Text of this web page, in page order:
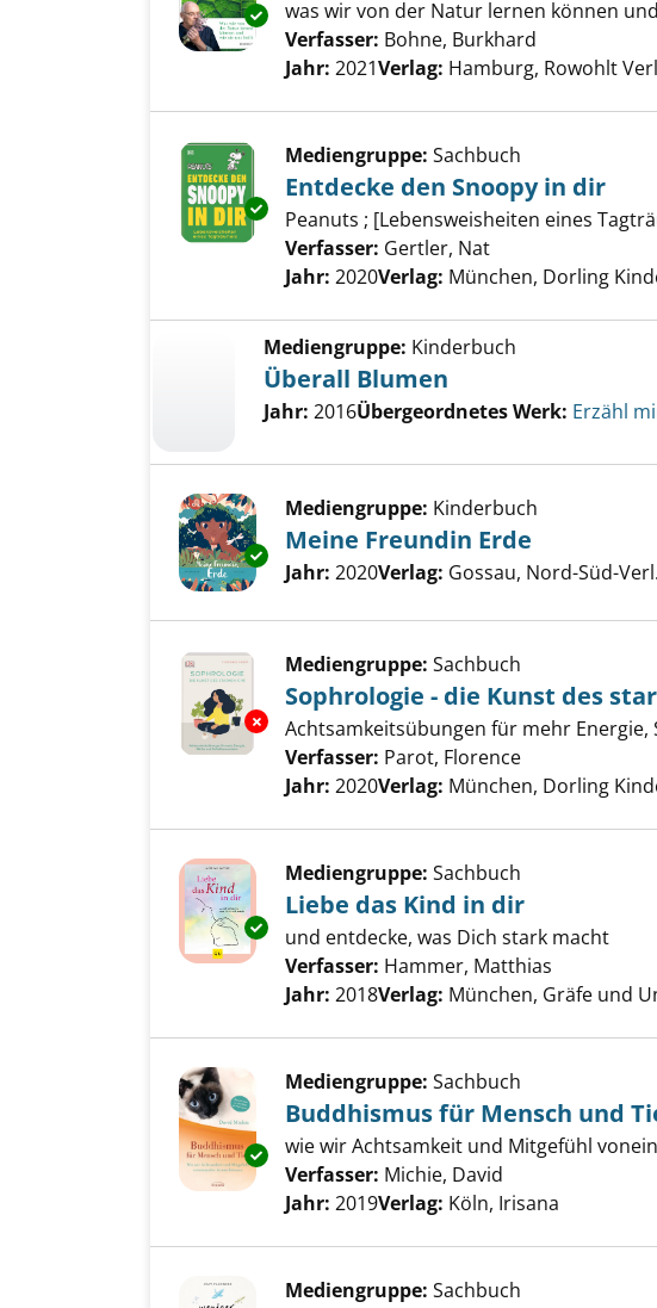
Exemplar-Details von Die Botschaft der
was wir von der Natur lernen können
Verfasser: Bohne, Burkhard
Jahr: 2021Verlag: Hamburg, Rowohlt
Exemplar-Details von Entdecke den Snoopy
Mediengruppe: Sachbuch
Entdecke den Snoopy in dir
Peanuts ; [Lebensweisheiten eines
Verfasser: Gertler, Nat
Jahr: 2020Verlag: München, Dorling
Mediengruppe: Kinderbuch
Überall Blumen
Jahr: 2016Übergeordnetes Werk: Erzähl
Exemplar-Details von Meine Freundin Erde
Mediengruppe: Kinderbuch
Meine Freundin Erde
Suche nach diesem Verfasser
Jahr: 2020Verlag: Gossau, Nord-Süd-Verl.
Exemplar-Details von Sophrologie - die
Mediengruppe: Sachbuch
Sophrologie - die Kunst des
Achtsamkeitsübungen für mehr Energie,
Verfasser: Parot, Florence
Jahr: 2020Verlag: München, Dorling
Exemplar-Details von Liebe das Kind in dir
Mediengruppe: Sachbuch
Liebe das Kind in dir
und entdecke, was Dich stark macht
Verfasser: Hammer, Matthias
Jahr: 2018Verlag: München, Gräfe und
Exemplar-Details von Buddhismus für
Mediengruppe: Sachbuch
Buddhismus für Mensch und
wie wir Achtsamkeit und Mitgefühl
Verfasser: Michie, David
Jahr: 2019Verlag: Köln, Irisana
Mediengruppe: Sachbuch